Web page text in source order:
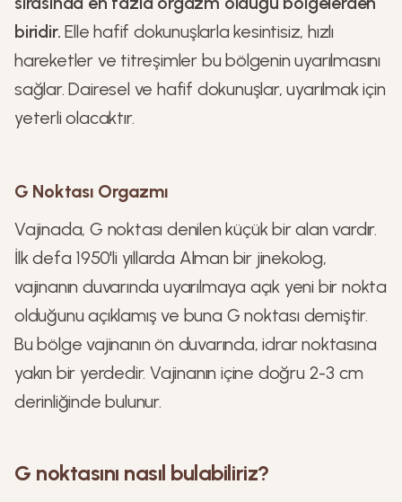
biridir. Elle hafif dokunuşlarla kesintisiz, hızlı
hareketler ve titreşimler bu bölgenin uyarılmasını
sağlar. Dairesel ve hafif dokunuşlar, uyarılmak için
yeterli olacaktır.
G Noktası Orgazmı
Vajinada, G noktası denilen küçük bir alan vardır.
İlk defa 1950'li yıllarda Alman bir jinekolog,
vajinanın duvarında uyarılmaya açık yeni bir nokta
olduğunu açıklamış ve buna G noktası demiştir.
Bu bölge vajinanın ön duvarında, idrar noktasına
yakın bir yerdedir. Vajinanın içine doğru 2-3 cm
derinliğinde bulunur.
G noktasını nasıl bulabiliriz?